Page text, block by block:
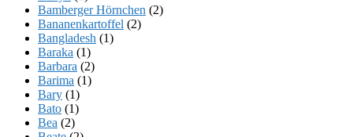
Bamberger Hörnchen (2)
Bananenkartoffel (2)
Bangladesh (1)
Baraka (1)
Barbara (2)
Barima (1)
Bary (1)
Bato (1)
Bea (2)